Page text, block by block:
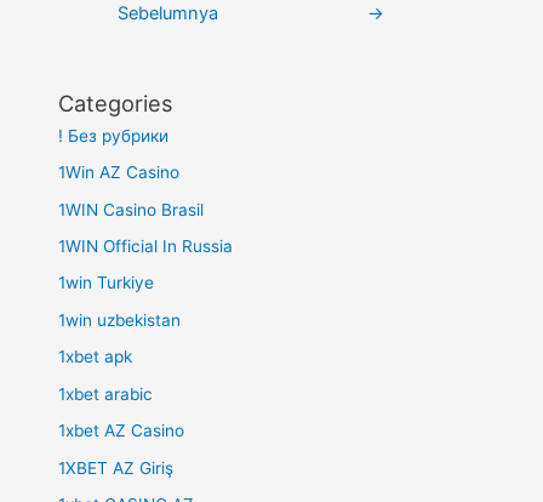
Sebelumnya
→
Categories
! Без рубрики
1Win AZ Casino
1WIN Casino Brasil
1WIN Official In Russia
1win Turkiye
1win uzbekistan
1xbet apk
1xbet arabic
1xbet AZ Casino
1XBET AZ Giriş